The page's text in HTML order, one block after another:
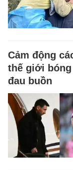
Cảm động
thế giới
đau buồn